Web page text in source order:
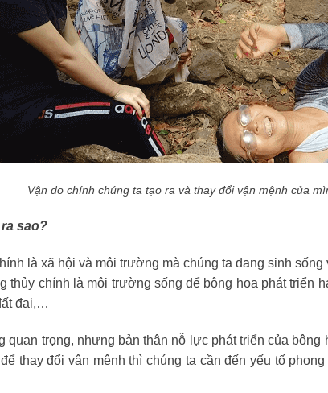
Vận do chính chúng ta tạo ra và thay đổi vận mệnh của
sao?
là xã hội và môi trường mà chúng ta đang sinh
thủy chính là môi trường sống để bông hoa phát
đai,…
quan trọng, nhưng bản thân nỗ lực phát triển của bông
thay đổi vận mệnh thì chúng ta cần đến yếu tố